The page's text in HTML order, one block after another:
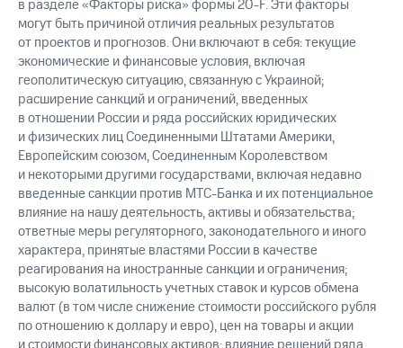
в разделе «Факторы риска» формы 20-F. Эти факторы
могут быть причиной отличия реальных результатов
от проектов и прогнозов. Они включают в себя: текущие
экономические и финансовые условия, включая
геополитическую ситуацию, связанную с Украиной;
расширение санкций и ограничений, введенных
в отношении России и ряда российских юридических
и физических лиц Соединенными Штатами Америки,
Европейским союзом, Соединенным Королевством
и некоторыми другими государствами, включая недавно
введенные санкции против МТС-Банка и их потенциальное
влияние на нашу деятельность, активы и обязательства;
ответные меры регуляторного, законодательного и иного
характера, принятые властями России в качестве
реагирования на иностранные санкции и ограничения;
высокую волатильность учетных ставок и курсов обмена
валют (в том числе снижение стоимости российского рубля
по отношению к доллару и евро), цен на товары и акции